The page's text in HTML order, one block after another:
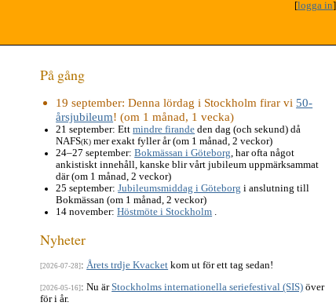
[logga in]
På gång
19 september: Denna lördag i Stockholm firar vi 50-
årsjubileum! (om 1 månad, 1 vecka)
21 september: Ettmindre firande den dag (och sekund) då
NAFS(K) mer exakt fyller år (om 1 månad, 2 veckor)
24–27 september:Bokmässan i Göteborg , har ofta något
ankistiskt innehåll, kanske blir vårt jubileum uppmärksammat
där (om 1 månad, 2 veckor)
25 september:Jubileumsmiddag i Göteborg i anslutning till
Bokmässan (om 1 månad, 2 veckor)
14 november:Höstmöte i Stockholm
Nyheter
[2026-07-28] :Årets trdje Kvacket kom ut för ett tag sedan!
[2026-05-16] : Nu ärStockholms internationella seriefestival (SIS) över
för i år.